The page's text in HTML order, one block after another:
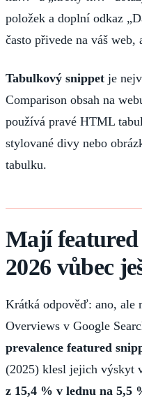
položek a doplní odkaz
často přivede na váš web,
Tabulkový snippet je
Comparison obsah na
používá pravé HTML
stylované divy nebo
tabulku.
Mají featured
2026 vůbec
Krátká odpověď: ano, ale
Overviews v Google
prevalence featured
(2025) klesl jejich výskyt
z 15,4 % v lednu na 5,5